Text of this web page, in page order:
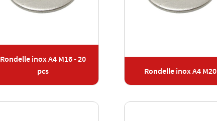
Rondelle inox A4 M16 - 20
pcs
Rondelle inox A4 M20